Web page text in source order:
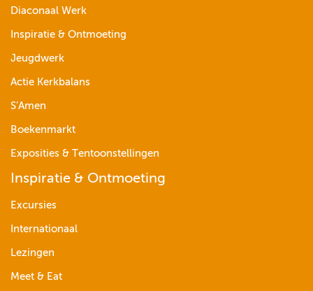
Diaconaal Werk
Inspiratie & Ontmoeting
Jeugdwerk
Actie Kerkbalans
S’Amen
Boekenmarkt
Exposities & Tentoonstellingen
Inspiratie & Ontmoeting
Excursies
Internationaal
Lezingen
Meet & Eat